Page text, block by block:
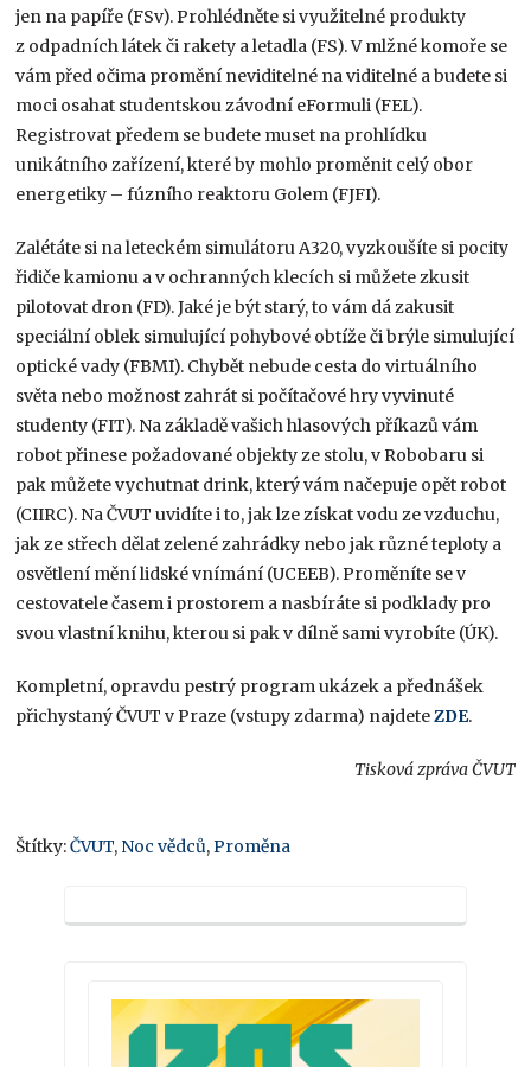
jen na papíře (FSv). Prohlédněte si využitelné produkty
z odpadních látek či rakety a letadla (FS). V mlžné komoře se
vám před očima promění neviditelné na viditelné a budete si
moci osahat studentskou závodní eFormuli (FEL).
Registrovat předem se budete muset na prohlídku
unikátního zařízení, které by mohlo proměnit celý obor
energetiky – fúzního reaktoru Golem (FJFI).
Zalétáte si na leteckém simulátoru A320, vyzkoušíte si pocity
řidiče kamionu a v ochranných klecích si můžete zkusit
pilotovat dron (FD). Jaké je být starý, to vám dá zakusit
speciální oblek simulující pohybové obtíže či brýle simulující
optické vady (FBMI). Chybět nebude cesta do virtuálního
světa nebo možnost zahrát si počítačové hry vyvinuté
studenty (FIT). Na základě vašich hlasových příkazů vám
robot přinese požadované objekty ze stolu, v Robobaru si
pak můžete vychutnat drink, který vám načepuje opět robot
(CIIRC). Na ČVUT uvidíte i to, jak lze získat vodu ze vzduchu,
jak ze střech dělat zelené zahrádky nebo jak různé teploty a
osvětlení mění lidské vnímání (UCEEB). Proměníte se v
cestovatele časem i prostorem a nasbíráte si podklady pro
svou vlastní knihu, kterou si pak v dílně sami vyrobíte (ÚK).
Kompletní, opravdu pestrý program ukázek a přednášek
přichystaný ČVUT v Praze (vstupy zdarma) najdeteZDE.
Tisková zpráva ČVUT
Štítky:ČVUT, Noc vědců,Proměna